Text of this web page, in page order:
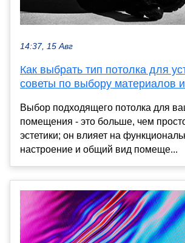
14:37, 15 Авг
Как выбрать тип потолка для
советы по выбору материалов
Выбор подходящего потолка для
помещения - это больше, чем
эстетики; он влияет на
настроение и общий вид помеще...